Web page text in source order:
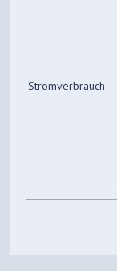
Stromverbrauch